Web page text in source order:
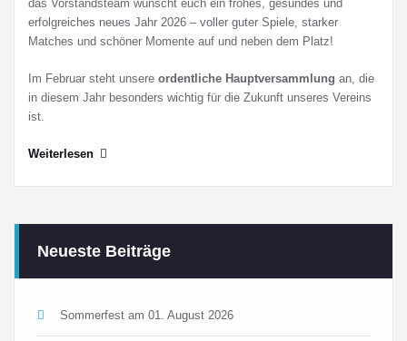
das Vorstandsteam wünscht euch ein frohes, gesundes und
erfolgreiches neues Jahr 2026 – voller guter Spiele, starker
Matches und schöner Momente auf und neben dem Platz!
Im Februar steht unsere ordentliche Hauptversammlung an, die
in diesem Jahr besonders wichtig für die Zukunft unseres Vereins
ist.
Weiterlesen
Neueste Beiträge
Sommerfest am 01. August 2026